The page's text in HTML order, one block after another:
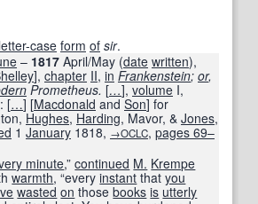
letter-case form of sir.
– 1817 April/May (date written),
], chapter II, in Frankenstein; or,
Prometheus. […], volume I,
: […] [Macdonald andSon] for
Hughes, Harding, Mavor, & Jones,
1 January 1818, →OCLC, pages 69–
minute,”continued M. Krempe
warmth, “everyinstant thatyou
wasted on thosebooks is utterly